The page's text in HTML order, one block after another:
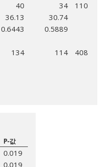
40 34
110
36.13
30.74
0.6443 0.5889
134 114 408
P-값
0.019
0.019